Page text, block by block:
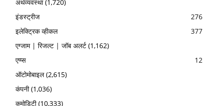
अर्थव्यवस्था(1,720)
इंडस्ट्रीज
276
इलेक्ट्रिक व्हीकल
377
एग्जाम | रिजल्ट | जॉब अलर्ट (1,162)
एप्प्स
12
ऑटोमोबाइल(2,615)
कंपनी(1,036)
कमोडिटी(10,333)